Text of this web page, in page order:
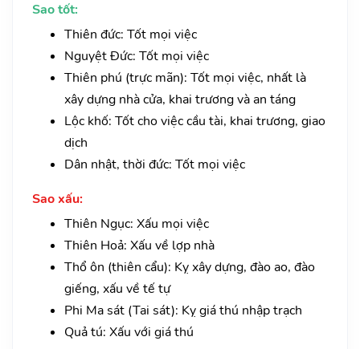
Sao tốt:
Thiên đức: Tốt mọi việc
Nguyệt Đức: Tốt mọi việc
Thiên phú (trực mãn): Tốt mọi việc, nhất là
xây dựng nhà cửa, khai trương và an táng
Lộc khố: Tốt cho việc cầu tài, khai trương, giao
dịch
Dân nhật, thời đức: Tốt mọi việc
Sao xấu:
Thiên Ngục: Xấu mọi việc
Thiên Hoả: Xấu về lợp nhà
Thổ ôn (thiên cẩu): Kỵ xây dựng, đào ao, đào
giếng, xấu về tế tự
Phi Ma sát (Tai sát): Kỵ giá thú nhập trạch
Quả tú: Xấu với giá thú